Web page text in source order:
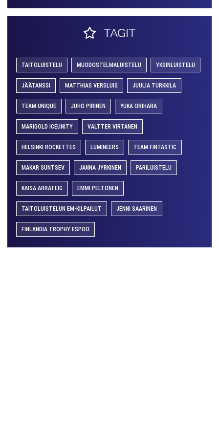
TAGIT
TAITOLUISTELU MUODOSTELMALUISTELU YKSINLUISTELU
JÄÄTANSSI MATTHIAS VERSLUIS JUULIA TURKKILA
TEAM UNIQUE JUHO PIRINEN YUKA ORIHARA
MARIGOLD ICEUNITY VALTTER VIRTANEN
HELSINKI ROCKETTES LUMINEERS TEAM FINTASTIC
MAKAR SUNTSEV JANNA JYRKINEN PARILUISTELU
KAISA ARRATEIG EMMI PELTONEN
TAITOLUISTELUN EM-KILPAILUT JENNI SAARINEN
FINLANDIA TROPHY ESPOO